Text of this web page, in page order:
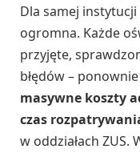
Dla samej
ogromna. Każde
przyjęte,
błędów –
masywne koszty
czas
w oddziałach ZUS.